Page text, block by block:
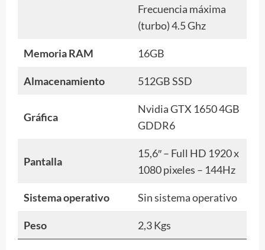
Frecuencia máxima
(turbo) 4.5 Ghz
Memoria RAM 16GB
Almacenamiento 512GB SSD
Gráfica
Nvidia GTX 1650 4GB
GDDR6
Pantalla
15,6″ – Full HD 1920 x
1080 pixeles – 144Hz
Sistema operativo Sin sistema operativo
Peso 2,3 Kgs